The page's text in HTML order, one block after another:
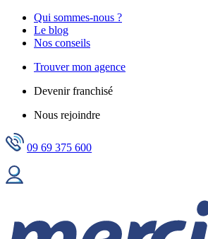
Qui sommes-nous ?
Le blog
Nos conseils
Trouver mon agence
Devenir franchisé
Nous rejoindre
09 69 375 600